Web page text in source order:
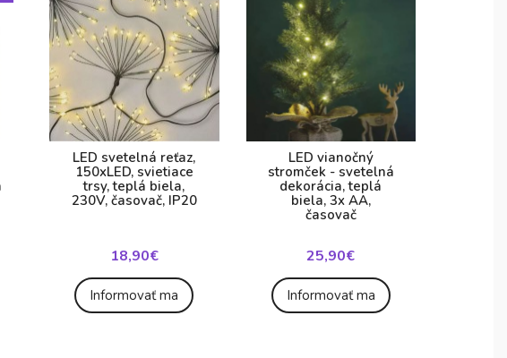
LED svetelná reťaz,
150xLED, svietiace
trsy, teplá biela,
230V, časovač, IP20
18,90€
Informovať ma
LED vianočný
stromček - svetelná
dekorácia, teplá
biela, 3x AA,
časovač
25,90€
Informovať ma